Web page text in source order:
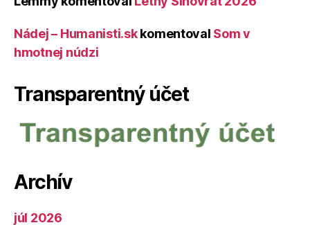
Nádej – Humanisti.skkomentoval Som v
hmotnej núdzi
Transparentný účet
Archív
júl 2026